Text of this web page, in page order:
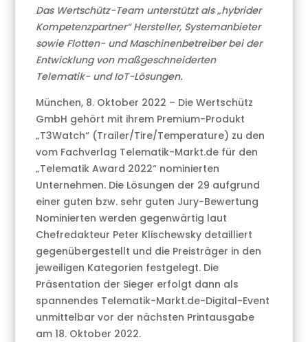
Das Wertschütz-Team unterstützt als „hybrider
Kompetenzpartner“ Hersteller, Systemanbieter
sowie Flotten- und Maschinenbetreiber bei der
Entwicklung von maßgeschneiderten
Telematik- und IoT-Lösungen.
München, 8. Oktober 2022 – Die Wertschütz
GmbH gehört mit ihrem Premium-Produkt
„T3Watch“ (Trailer/Tire/Temperature) zu den
vom Fachverlag Telematik-Markt.de für den
„Telematik Award 2022“ nominierten
Unternehmen. Die Lösungen der 29 aufgrund
einer guten bzw. sehr guten Jury-Bewertung
Nominierten werden gegenwärtig laut
Chefredakteur Peter Klischewsky detailliert
gegenübergestellt und die Preisträger in den
jeweiligen Kategorien festgelegt. Die
Präsentation der Sieger erfolgt dann als
spannendes Telematik-Markt.de-Digital-Event
unmittelbar vor der nächsten Printausgabe
am 18. Oktober 2022.